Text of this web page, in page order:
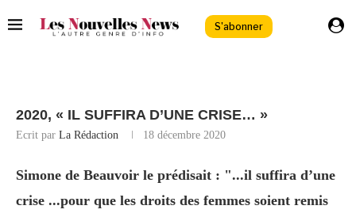
S'abonner
2020, « IL SUFFIRA D’UNE CRISE… »
Ecrit par La Rédaction 18 décembre 2020
Simone de Beauvoir le prédisait : "...il suffira d’une
crise ...pour que les droits des femmes soient remis